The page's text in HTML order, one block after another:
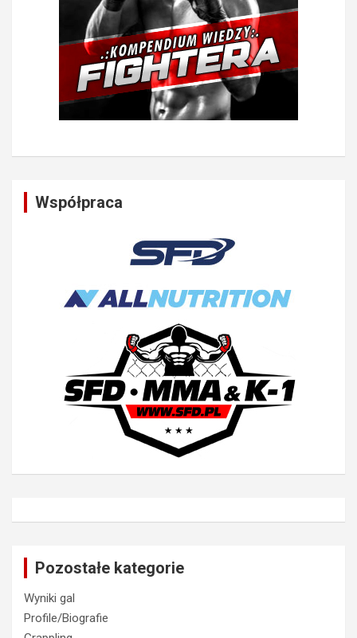
Współpraca
Pozostałe kategorie
Wyniki gal
Profile/Biografie